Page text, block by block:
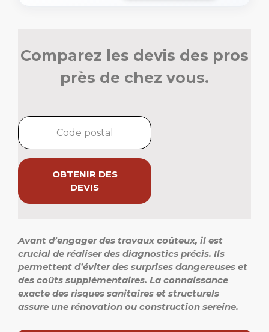
Comparez les devis des pros
près de chez vous.
OBTENIR DES
DEVIS
Avant d’engager des travaux coûteux, il est
crucial de réaliser des diagnostics précis. Ils
permettent d’éviter des surprises dangereuses et
des coûts supplémentaires. La connaissance
exacte des risques sanitaires et structurels
assure une rénovation ou construction sereine.